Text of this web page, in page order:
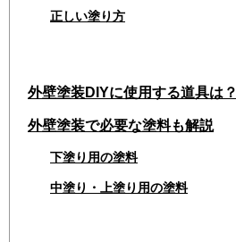
正しい塗り方
外壁塗装DIYに使用する道具は？
外壁塗装で必要な塗料も解説
下塗り用の塗料
中塗り・上塗り用の塗料